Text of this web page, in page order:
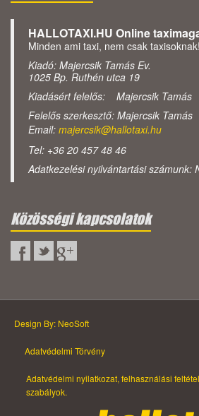
HALLOTAXI.HU Online
Minden ami taxi, nem csak taxisoknak!
Kiadó: Majercsik Tamás Ev.
1025 Bp. Ruthén utca 19
Kiadásért felelős: Majercsik Tamás
Felelős szerkesztő: Majercsik Tamás
Email: majercsik@hallotaxi.hu
Tel: +36 20 457 48 46
Adatkezelési nyilvántartási számunk:
Közösségi kapcsolatok
Design By: NeoSoft
Adatvédelmi Törvény
Adatvédelmi nyilatkozat, felhasználási
szabályok.